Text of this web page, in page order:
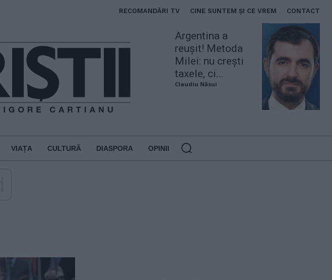
RECOMANDĂRI TV CINE SUNTEM ȘI CE VREM CONTACT
Argentina a
reușit! Metoda
Milei: nu crești
taxele, ci...
Claudiu Năsui
VIAȚA CULTURĂ DIASPORA OPINII